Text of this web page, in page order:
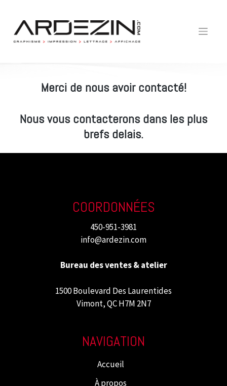
content
Merci de nous avoir contacté!
Nous vous contacterons dans les plus
brefs delais.
COORDONNÉES
450-951-3981
info@ardezin.com
Bureau des ventes & atelier
1500 Boulevard Des Laurentides
Vimont, QC H7M 2N7
NAVIGATION
Accueil
À propos